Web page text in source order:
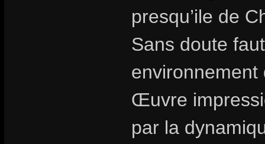
presqu’ile de
Sans doute
Œuvre
par la